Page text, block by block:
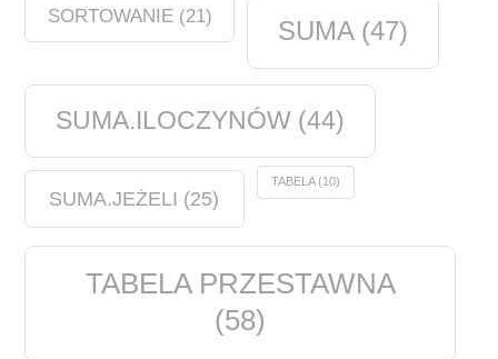
SORTOWANIE(21) SUMA(47)
SUMA.ILOCZYNÓW (44)
SUMA.JEŻELI (25)
TABELA(10)
TABELA PRZESTAWNA
(58)